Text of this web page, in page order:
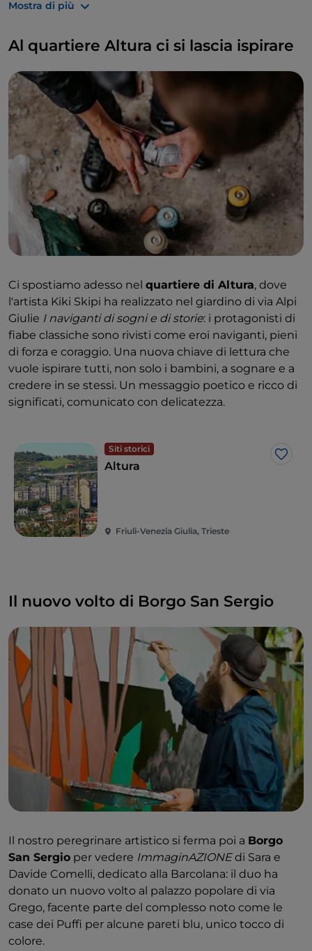
Sempre in questa zona, in via Valmaura, c’è poi il
tifoso deceduto tragicamente a soli vent’anni negli
una partita.
Mostra di più
Al quartiere Altura ci si lascia ispirare
Ci spostiamo adesso nel quartiere di Altura, dove
l'artista Kiki Skipi ha realizzato nel giardino di via Alpi
Giulie I naviganti di sogni e di storie: i protagonisti di
fiabe classiche sono rivisti come eroi naviganti, pieni
di forza e coraggio. Una nuova chiave di lettura che
vuole ispirare tutti, non solo i bambini, a sognare e a
credere in se stessi. Un messaggio poetico e ricco di
significati, comunicato con delicatezza.
Siti storici
Like
Altura
Friuli-Venezia Giulia, Trieste
Il nuovo volto di Borgo San Sergio
Il nostro peregrinare artistico si ferma poi a Borgo
San Sergio per vedere ImmaginAZIONEdi Sara e
Davide Comelli, dedicato alla Barcolana: il duo ha
donato un nuovo volto al palazzo popolare di via
Grego, facente parte del complesso noto come le
case dei Puffi per alcune pareti blu, unico tocco di
colore.